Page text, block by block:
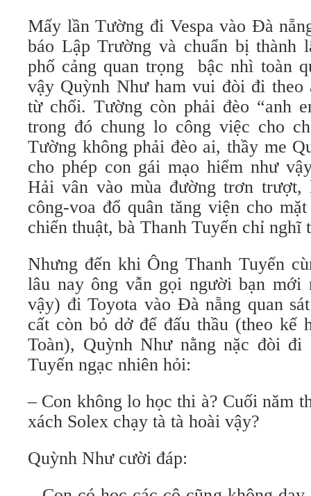
Mấy lần Tường đi Vespa vào Ðà
báo Lập Trường và chuẩn bị thành
phố cảng quan trọng bậc nhì toàn
vậy Quỳnh Như ham vui đòi đi theo
từ chối. Tường còn phải đèo “anh
trong đó chung lo công việc cho
Tường không phải đèo ai, thầy me
cho phép con gái mạo hiểm như
Hải vân vào mùa đường trơn trượt,
công-voa đổ quân tăng viện cho
chiến thuật, bà Thanh Tuyến chỉ
Nhưng đến khi Ông Thanh Tuyến
lâu nay ông vẫn gọi người bạn mới
vậy) đi Toyota vào Đà nẵng quan
cất còn bỏ dở để đấu thầu (theo kế
Toàn), Quỳnh Như nằng nặc đòi đi
Tuyến ngạc nhiên hỏi:
– Con không lo học thi à? Cuối năm
xách Solex chạy tà tà hoài vậy?
Quỳnh Như cười đáp: